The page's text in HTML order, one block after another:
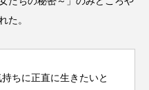
た。
ちに正直に生きたいと